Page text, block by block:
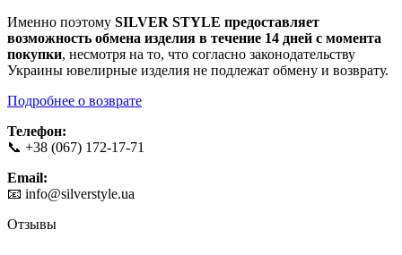
Именно поэтому SILVER STYLE предоставляет
возможность обмена изделия в течение 14 дней с момента
покупки, несмотря на то, что согласно законодательству
Украины ювелирные изделия не подлежат обмену и возврату.
Подробнее о возврате
Телефон:
📞 +38 (067) 172-17-71
Email:
📧 info@silverstyle.ua
Отзывы